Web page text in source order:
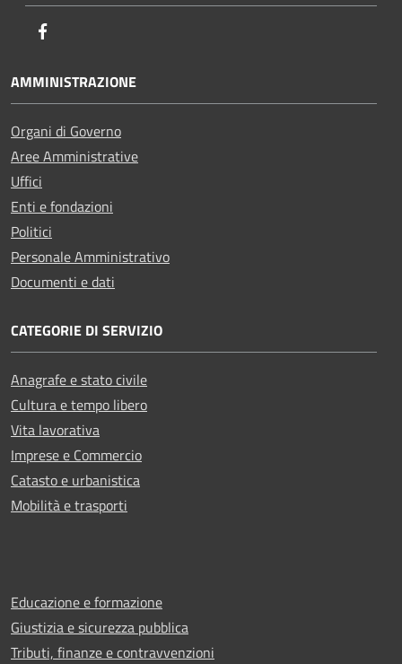
AMMINISTRAZIONE
Organi di Governo
Aree Amministrative
Uffici
Enti e fondazioni
Politici
Personale Amministrativo
Documenti e dati
CATEGORIE DI SERVIZIO
Anagrafe e stato civile
Cultura e tempo libero
Vita lavorativa
Imprese e Commercio
Catasto e urbanistica
Mobilità e trasporti
Educazione e formazione
Giustizia e sicurezza pubblica
Tributi, finanze e contravvenzioni